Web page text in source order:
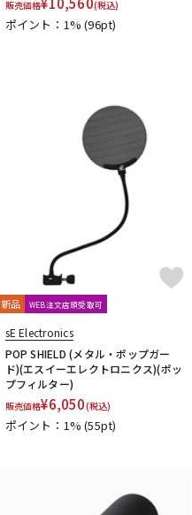
販売価格
(税込)
ポイント：1%(96pt)
新品 WEB注文店頭受取可
sE Electronics
POP SHIELD (メタル・ポップガー
ド)(エスイーエレクトロニクス)(ポッ
プフィルター)
販売価格¥6,050(税込)
ポイント：1%(55pt)